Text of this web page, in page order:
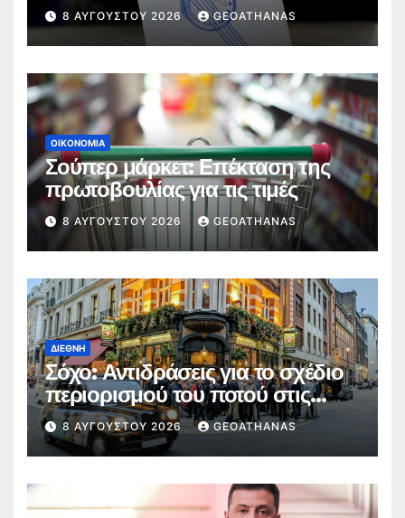
8 ΑΥΓΟΎΣΤΟΥ 2026 GEOATHANAS
ΟΙΚΟΝΟΜΊΑ
Σούπερ μάρκετ: Επέκταση της
πρωτοβουλίας για τις τιμές
8 ΑΥΓΟΎΣΤΟΥ 2026 GEOATHANAS
ΔΙΕΘΝΉ
Σόχο: Αντιδράσεις για το σχέδιο
περιορισμού του ποτού στις
παμπ
8 ΑΥΓΟΎΣΤΟΥ 2026 GEOATHANAS